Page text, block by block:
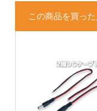
この商品を買っ